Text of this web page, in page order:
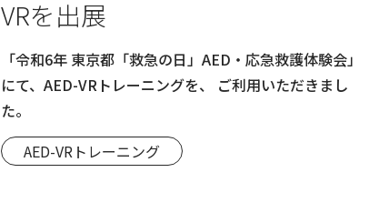
VRを出展
「令和6年 東京都「救急の日」AED・応急救護体験会」
にて、AED-VRトレーニングを、 ご利用いただきまし
た。
AED-VRトレーニング